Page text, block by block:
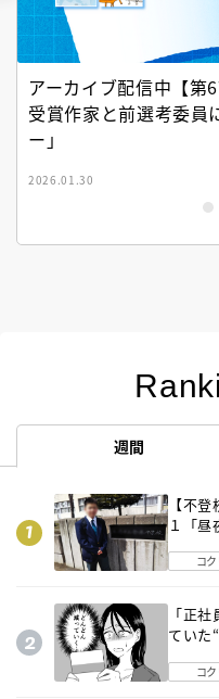
アーカイブ配信中【第
受賞作家と前選考委員
ー」
2026.01.30
週間
【不
１「昼
コ
「正
ていた
コ